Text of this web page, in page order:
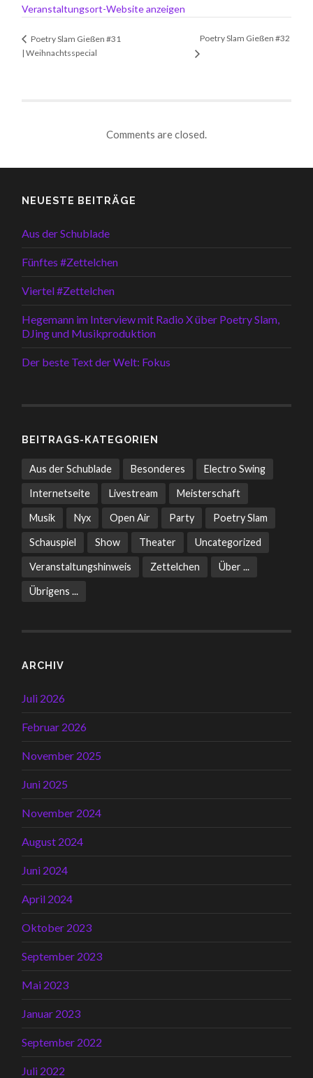
Veranstaltungsort-Website anzeigen
Poetry Slam Gießen #31
| Weihnachtsspecial
Poetry Slam Gießen #32
Comments are closed.
NEUESTE BEITRÄGE
Aus der Schublade
Fünftes #Zettelchen
Viertel #Zettelchen
Hegemann im Interview mit Radio X über Poetry Slam,
DJing und Musikproduktion
Der beste Text der Welt: Fokus
BEITRAGS-KATEGORIEN
Aus der Schublade Besonderes Electro Swing
Internetseite Livestream Meisterschaft
Musik Nyx Open Air Party Poetry Slam
Schauspiel Show Theater Uncategorized
Veranstaltungshinweis Zettelchen Über ...
Übrigens ...
ARCHIV
Juli 2026
Februar 2026
November 2025
Juni 2025
November 2024
August 2024
Juni 2024
April 2024
Oktober 2023
September 2023
Mai 2023
Januar 2023
September 2022
Juli 2022